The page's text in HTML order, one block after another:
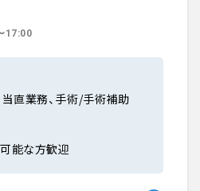
17:00
当直業務、手術/手術補助
能な方歓迎